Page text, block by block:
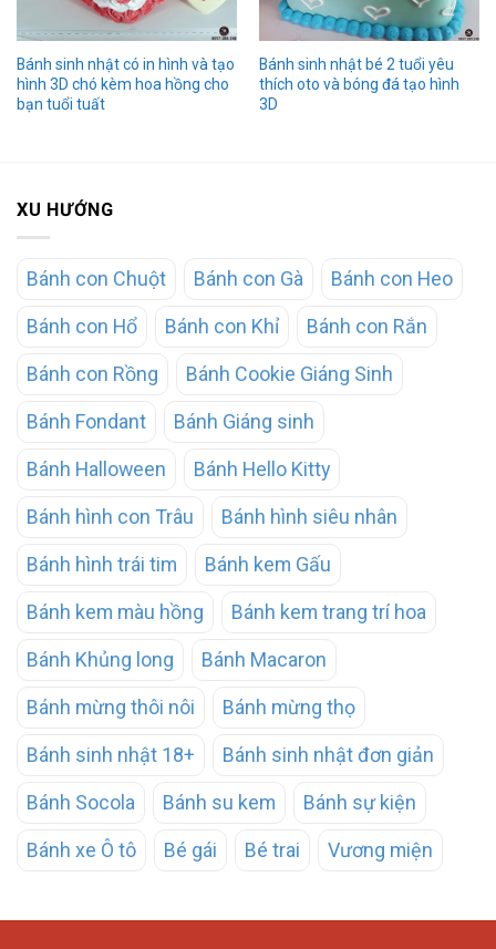
Bánh sinh nhật có in hình và tạo
hình 3D chó kèm hoa hồng cho
bạn tuổi tuất
Bánh sinh nhật bé 2 tuổi yêu
thích oto và bóng đá tạo hình
3D
XU HƯỚNG
Bánh con Chuột Bánh con Gà Bánh con Heo
Bánh con Hổ Bánh con Khỉ Bánh con Rắn
Bánh con Rồng Bánh Cookie Giáng Sinh
Bánh Fondant Bánh Giáng sinh
Bánh Halloween Bánh Hello Kitty
Bánh hình con Trâu Bánh hình siêu nhân
Bánh hình trái tim Bánh kem Gấu
Bánh kem màu hồng Bánh kem trang trí hoa
Bánh Khủng long Bánh Macaron
Bánh mừng thôi nôi Bánh mừng thọ
Bánh sinh nhật 18+ Bánh sinh nhật đơn giản
Bánh Socola Bánh su kem Bánh sự kiện
Bánh xe Ô tô Bé gái Bé trai Vương miện